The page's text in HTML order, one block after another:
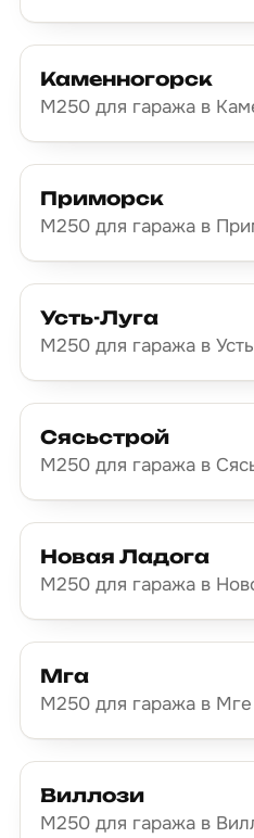
Каменногорск
М250 для гаража в
Приморск
М250 для гаража в
Усть-Луга
М250 для гаража в
Сясьстрой
М250 для гаража в
Новая Ладога
М250 для гаража в
Мга
М250 для гаража в Мге
Виллози
М250 для гаража в